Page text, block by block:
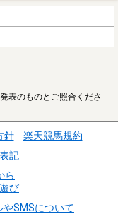
表のものとご照合くださ
針
楽天競馬規約
記
ら
び
やSMSについて